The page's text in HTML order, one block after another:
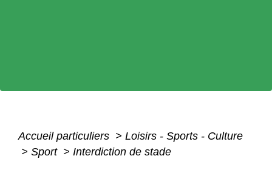
Accueil particuliers > Loisirs - Sports - Culture
> Sport > Interdiction de stade